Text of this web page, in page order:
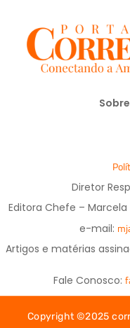
Diretor
Editora Chefe –
e-mail:
Artigos e matérias
Fale Conosco:
Copyright ©2025